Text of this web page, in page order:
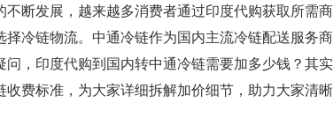
不断发展，越来越多消费者通过印度代购获取所需
择冷链物流。中通冷链作为国内主流冷链配送服务
问，印度代购到国内转中通冷链需要加多少钱？其
费标准，为大家详细拆解加价细节，助力大家清